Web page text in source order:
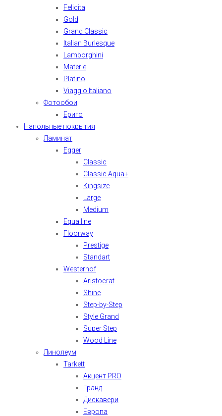
Felicita
Gold
Grand Classic
Italian Burlesque
Lamborghini
Materie
Platino
Viaggio Italiano
Фотообои
Ериго
Напольные покрытия
Ламинат
Egger
Classic
Classic Aqua+
Kingsize
Large
Medium
Equalline
Floorway
Prestige
Standart
Westerhof
Aristocrat
Shine
Step-by-Step
Style Grand
Super Step
Wood Line
Линолеум
Tarkett
Акцент PRO
Гранд
Дискавери
Европа